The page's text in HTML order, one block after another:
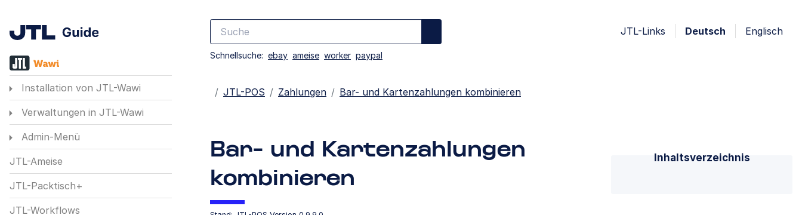
Installation von JTL-Wawi
Verwaltungen in JTL-Wawi
Admin-Menü
JTL-Ameise
JTL-Packtisch+
JTL-Workflows
Schnellsuche: ebay ameise worker paypal
JTL-Links Deutsch Englisch
Startseite
JTL-POS Zahlungen Bar- und Kartenzahlungen kombinieren
Inhaltsverzeichnis
Bar- und Kartenzahlungen
kombinieren